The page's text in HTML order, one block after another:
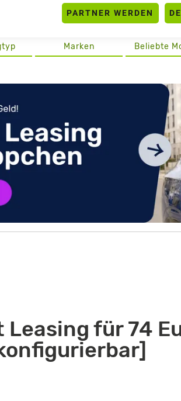
PARTNER WERDEN
Beliebte
Marken
für 74